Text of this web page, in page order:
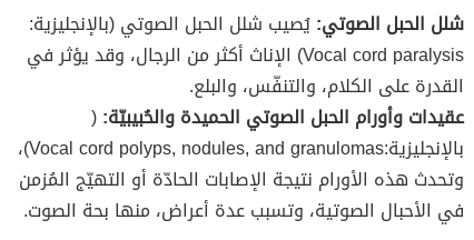
شلل الحبل الصوتي:يُصيب شلل الحبل الصوتي (بالإنجليزية:
Vocal cord paralysis) الإناث أكثر من الرجال، وقد يؤثر في
القدرة على الكلام، والتنفّس، والبلع.
عقيدات وأورام الحبل الصوتي الحميدة والحُبيبيّة:(
بالإنجليزية:Vocal cord polyps, nodules, and granulomas)،
وتحدث هذه الأورام نتيجة الإصابات الحادّة أو التهيّج المُزمن
في الأحبال الصوتية، وتسبب عدة أعراض، منها بحة الصوت.